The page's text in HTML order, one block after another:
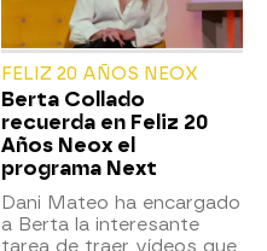
FELIZ 20 AÑOS NEOX
Berta Collado
recuerda en Feliz 20
Años Neox el
programa Next
Dani Mateo ha encargado
a Berta la interesante
tarea de traer vídeos que